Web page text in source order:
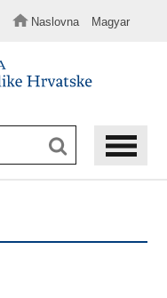
Naslovna Magyar